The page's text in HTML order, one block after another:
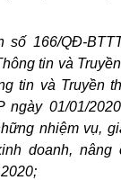
số 166/QĐ-
tin và
tin và Truyền
ngày 01/01/
nhiệm vụ,
doanh, nâng